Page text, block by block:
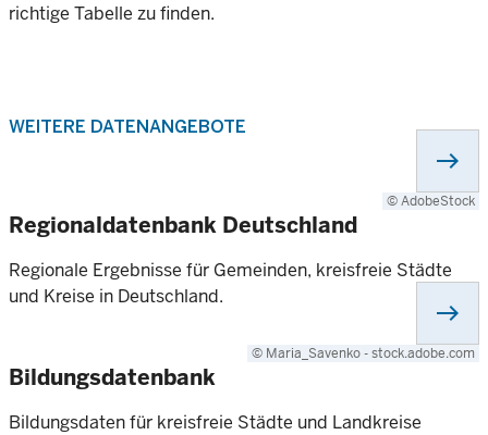
richtige Tabelle zu finden.
WEITERE DATENANGEBOTE
© AdobeStock
east
Regionaldatenbank Deutschland
Regionale Ergebnisse für Gemeinden, kreisfreie Städte
und Kreise in Deutschland.
© Maria_Savenko - stock.adobe.com
east
Bildungsdatenbank
Bildungsdaten für kreisfreie Städte und Landkreise